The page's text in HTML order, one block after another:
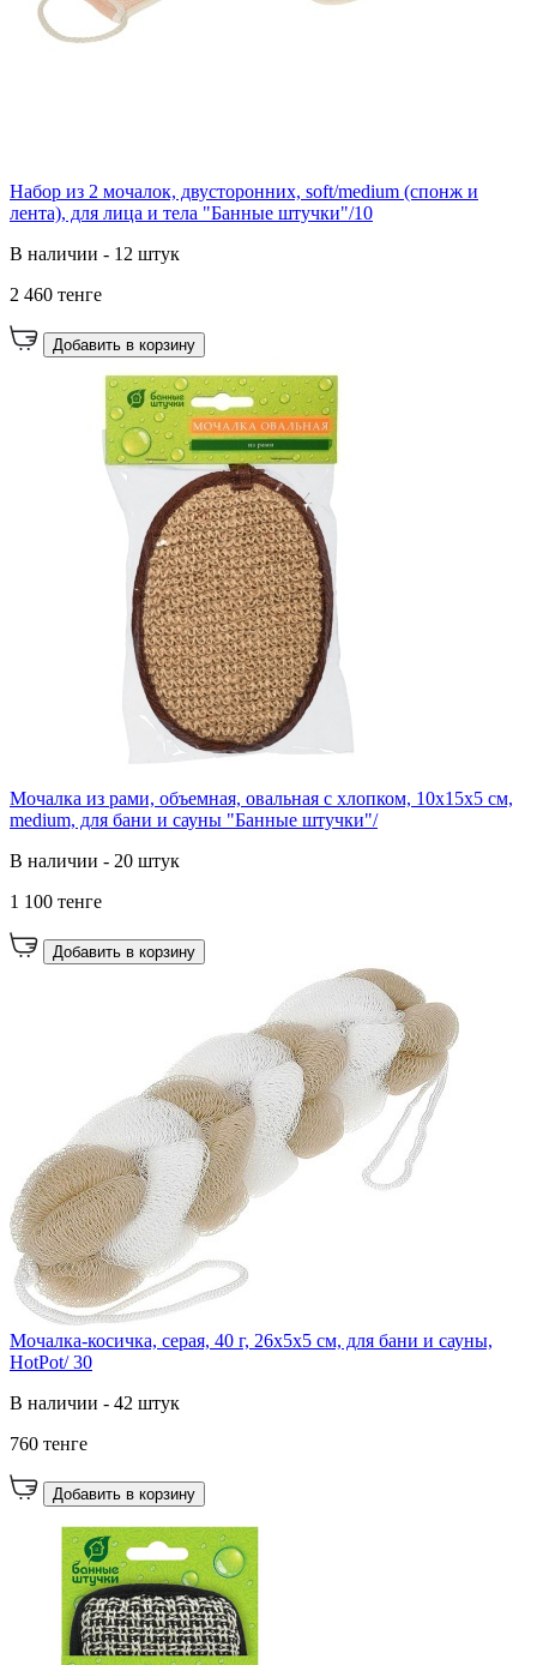
Набор из 2 мочалок, двусторонних, soft/medium (спонж и
лента), для лица и тела "Банные штучки"/10
В наличии - 12 штук
2 460 тенге
Добавить в корзину
Мочалка из рами, объемная, овальная с хлопком, 10х15х5 см,
medium, для бани и сауны "Банные штучки"/
В наличии - 20 штук
1 100 тенге
Добавить в корзину
Мочалка-косичка, серая, 40 г, 26х5х5 см, для бани и сауны,
HotPot/ 30
В наличии - 42 штук
760 тенге
Добавить в корзину